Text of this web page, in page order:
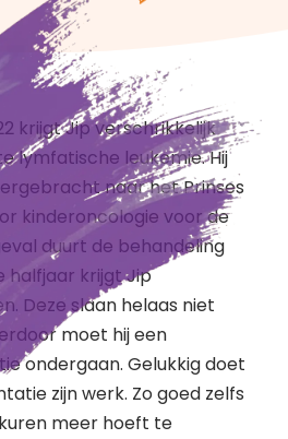
krijgt Jip verschrikkelijk
lymfatische leukemie. Hij
naar het Prinses
kinderoncologie voor de
duurt de behandeling
halfjaar krijgt Jip
Deze slaan helaas niet
moet hij een
ondergaan. Gelukkig doet
zijn werk. Zo goed zelfs
meer hoeft te